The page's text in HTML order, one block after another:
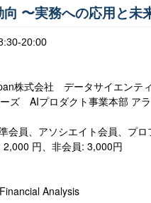
〜実務への応用と未
20:00
株式会社 データサイエンティ
ズ AIプロダクト事業本部 ア
会員、アソシエイト会員、プ
2,000 円、非会員: 3,000円
Analysis